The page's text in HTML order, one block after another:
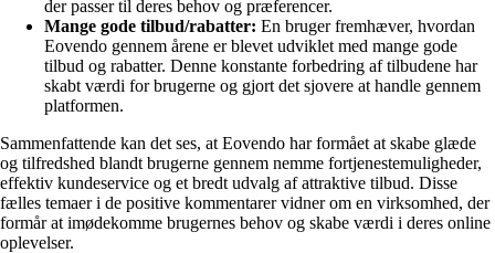
der passer til deres behov og præferencer.
Mange gode tilbud/rabatter: En bruger fremhæver, hvordan
Eovendo gennem årene er blevet udviklet med mange gode
tilbud og rabatter. Denne konstante forbedring af tilbudene har
skabt værdi for brugerne og gjort det sjovere at handle gennem
platformen.
Sammenfattende kan det ses, at Eovendo har formået at skabe glæde
og tilfredshed blandt brugerne gennem nemme fortjenestemuligheder,
effektiv kundeservice og et bredt udvalg af attraktive tilbud. Disse
fælles temaer i de positive kommentarer vidner om en virksomhed, der
formår at imødekomme brugernes behov og skabe værdi i deres online
oplevelser.